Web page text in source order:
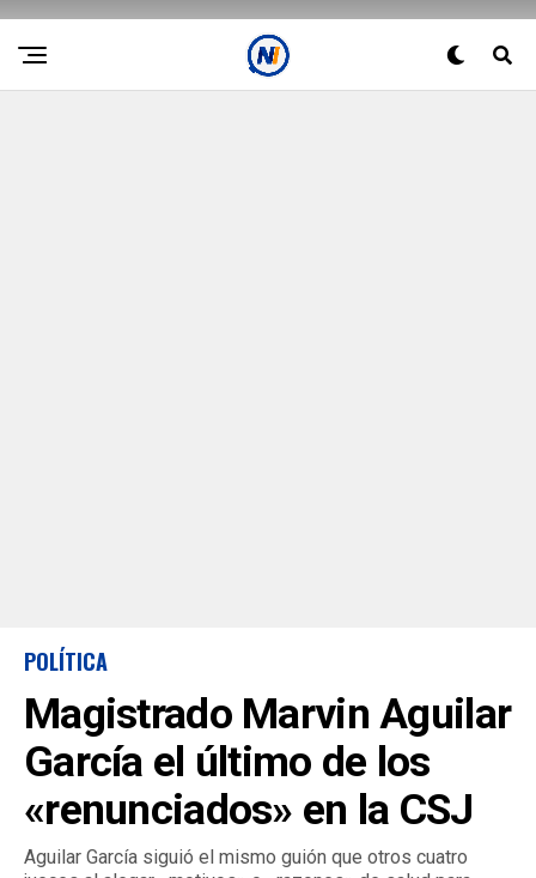
POLÍTICA
Magistrado Marvin Aguilar
García el último de los
«renunciados» en la CSJ
Aguilar García siguió el mismo guión que otros cuatro